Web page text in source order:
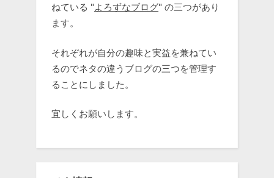
ねている "よろずなブログ" の三つがあり
ます。
それぞれが自分の趣味と実益を兼ねてい
るのでネタの違うブログの三つを管理す
ることにしました。
宜しくお願いします。